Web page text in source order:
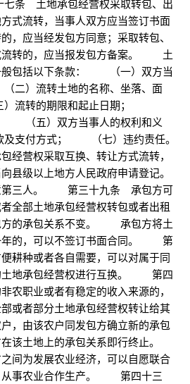
条 土地承包经营权采取转包、出
式流转，当事人双方应当签订书面
，应当经发包方同意；采取转包、
流转的，应当报发包方备案。 土
般包括以下条款： （一）双方当
）流转土地的名称、坐落、面
流转的期限和起止日期；
（五）双方当事人的权利和义
支付方式； （七）违约责任。
营权采取互换、转让方式流转，
县级以上地方人民政府申请登记。
第三人。 第三十九条 承包方可
全部土地承包经营权转包或者出租
方的承包关系不变。 承包方将土
年的，可以不签订书面合同。 第
耕种或者各自需要，可以对属于同
土地承包经营权进行互换。 第四
职业或者有稳定的收入来源的，
或者部分土地承包经营权转让给其
，由该农户同发包方确立新的承包
该土地上的承包关系即行终止。
为发展农业经济，可以自愿联合
从事农业合作生产。 第四十三